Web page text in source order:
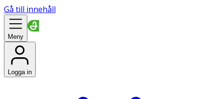
Gå till innehåll
Meny
Logga in